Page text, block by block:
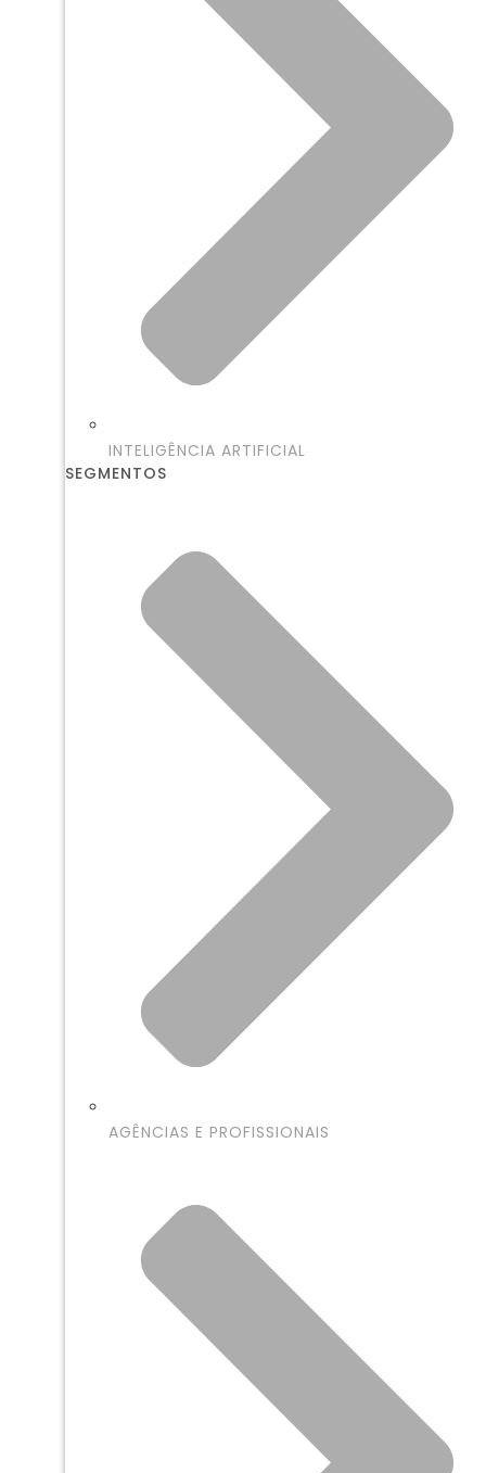
INTELIGÊNCIA ARTIFICIAL
SEGMENTOS
AGÊNCIAS E PROFISSIONAIS